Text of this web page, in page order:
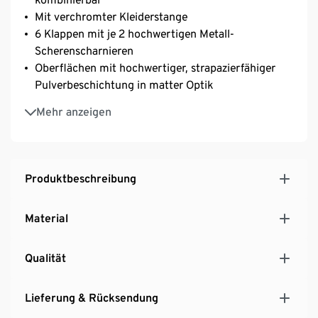
Mit verchromter Kleiderstange
6 Klappen mit je 2 hochwertigen Metall-
Scherenscharnieren
Oberflächen mit hochwertiger, strapazierfähiger
Pulverbeschichtung in matter Optik
Mehr anzeigen
Metallgestell und Knaufgriffe verchromt
Mit höhenverstellbaren Kunststofffüßen für einen
Produktbeschreibung
Material
Qualität
Lieferung & Rücksendung